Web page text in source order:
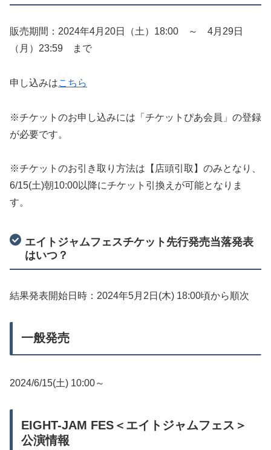
販売期間：2024年4月20日（土）18:00 ～ 4月29日
（月）23:59 まで
申し込みはこちら
※チケットのお申し込みには「チケットぴあ会員」の登録
が必要です。
※チケットのお引き取り方法は【店頭引取】のみとなり、
6/15(土)朝10:00以降にチケット引換えが可能となりま
す。
エイトジャムフェスチケット先行発売当落発表
はいつ？
結果発表開始日時：2024年5月2日(木) 18:00頃から順次
一般発売
2024/6/15(土) 10:00～
EIGHT-JAM FES＜エイトジャムフェス＞
公演情報